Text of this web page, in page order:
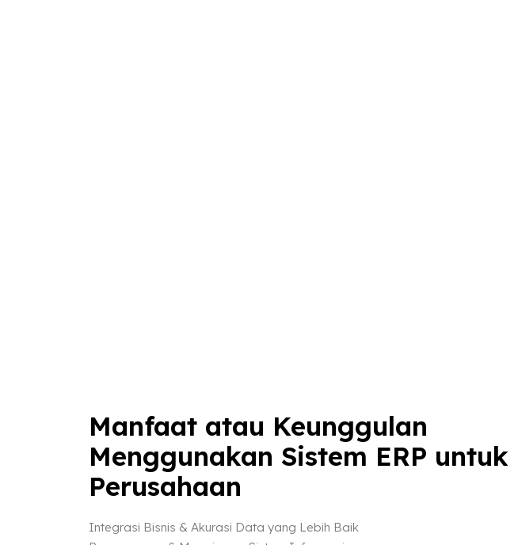
Manfaat atau Keunggulan
Menggunakan Sistem ERP untuk
Perusahaan
Integrasi Bisnis & Akurasi Data yang Lebih Baik